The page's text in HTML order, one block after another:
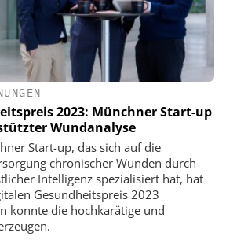
2023: Münchner Start-up
Wundanalyse
Start-up, das sich auf die
chronischer Wunden durch
Intelligenz spezialisiert hat, hat
Gesundheitspreis 2023
konnte die hochkarätige und